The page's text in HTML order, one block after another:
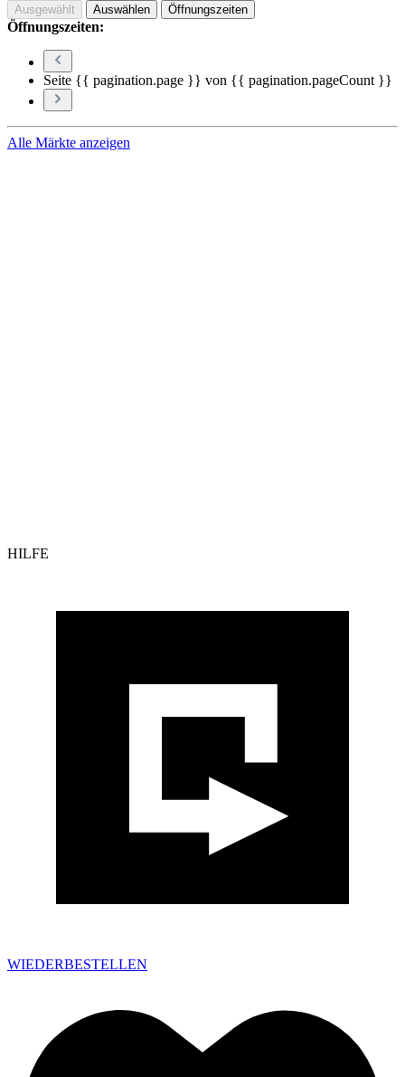
Ausgewählt Auswählen Öffnungszeiten
Öffnungszeiten:
Seite {{ pagination.page }} von {{ pagination.pageCount }}
Alle Märkte anzeigen
HILFE
WIEDERBESTELLEN